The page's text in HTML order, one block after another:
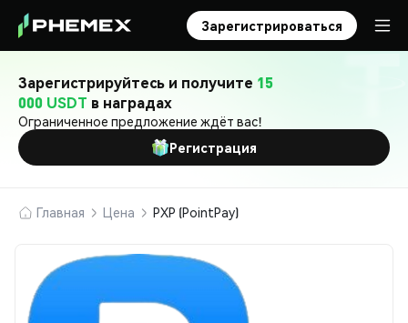
Зарегистрироваться
Зарегистрируйтесь и получите 15
000 USDT в наградах
Ограниченное предложение ждёт вас!
Регистрация
Главная Цена PXP (PointPay)